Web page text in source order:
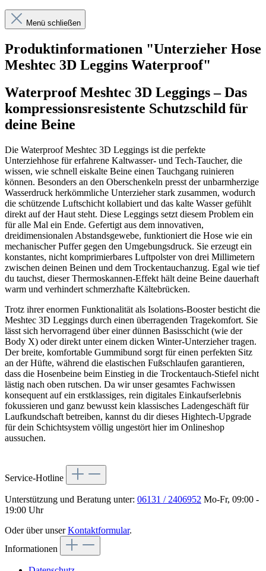
Menü schließen
Produktinformationen "Unterzieher Hose
Meshtec 3D Leggins Waterproof"
Waterproof Meshtec 3D Leggings – Das
kompressionsresistente Schutzschild für
deine Beine
Die Waterproof Meshtec 3D Leggings ist die perfekte
Unterziehhose für erfahrene Kaltwasser- und Tech-Taucher, die
wissen, wie schnell eiskalte Beine einen Tauchgang ruinieren
können. Besonders an den Oberschenkeln presst der unbarmherzige
Wasserdruck herkömmliche Unterzieher stark zusammen, wodurch
die schützende Luftschicht kollabiert und das kalte Wasser gefühlt
direkt auf der Haut steht. Diese Leggings setzt diesem Problem ein
für alle Mal ein Ende. Gefertigt aus dem innovativen,
dreidimensionalen Abstandsgewebe, funktioniert die Hose wie ein
mechanischer Puffer gegen den Umgebungsdruck. Sie erzeugt ein
konstantes, nicht komprimierbares Luftpolster von drei Millimetern
zwischen deinen Beinen und dem Trockentauchanzug. Egal wie tief
du tauchst, dieser Thermoskannen-Effekt hält deine Beine dauerhaft
warm und verhindert schmerzhafte Kältebrücken.
Trotz ihrer enormen Funktionalität als Isolations-Booster besticht die
Meshtec 3D Leggings durch einen überragenden Tragekomfort. Sie
lässt sich hervorragend über einer dünnen Basisschicht (wie der
Body X) oder direkt unter einem dicken Winter-Unterzieher tragen.
Der breite, komfortable Gummibund sorgt für einen perfekten Sitz
an der Hüfte, während die elastischen Fußschlaufen garantieren,
dass die Hosenbeine beim Einstieg in die Trockentauch-Stiefel nicht
lästig nach oben rutschen. Da wir unser gesamtes Fachwissen
konsequent auf ein erstklassiges, rein digitales Einkaufserlebnis
fokussieren und ganz bewusst kein klassisches Ladengeschäft für
Laufkundschaft betreiben, kannst du dir dieses Hightech-Upgrade
für dein Schichtsystem völlig ungestört hier im Onlineshop
aussuchen.
Service-Hotline
Unterstützung und Beratung unter: 06131 / 2406952 Mo-Fr, 09:00 -
19:00 Uhr
Oder über unserKontaktformular.
Informationen